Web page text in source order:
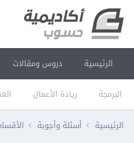
الرئيسية دروس ومقالات
البرمجة ريادة الأعمال
الرئيسية أسئلة وأجوبة